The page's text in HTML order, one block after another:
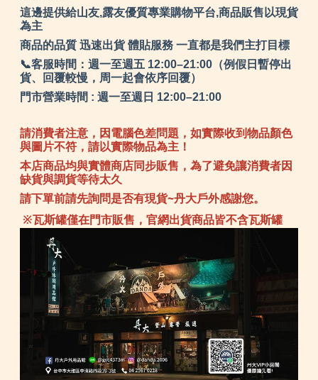
這邊提供給山友,露友優質專業購物平台,商品販售以現貨
為主
商品的品質 迅速出貨 體貼服務 一直都是我們主打目標
📞客服時間：週一至週五 12:00–21:00（例假日暫停出
貨、回覆較慢，周一起會依序回覆）
門市營業時間 : 週一至週日 12:00–21:00
請消費者注意，因電腦色差問題，如實際收到物品顏色
與圖片不符，請以實際物品為主！
本店商品均與實體商店同步販售，為了避免讓消費者因
缺貨與調貨等待太久
請下單前請先詢問是否有現貨~丹大戶外感謝您。
※瓦斯罐僅在門市販售，官網出貨商品皆不含瓦斯罐